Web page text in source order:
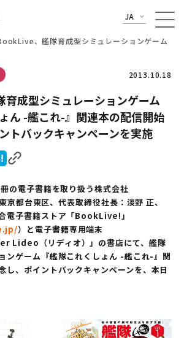
JA
、艦隊育成型シミュレーションゲーム『
2013.10.18
成型シミュレーションゲーム
ん -艦これ-』関連本の配信開始
トバックキャンペーンを実施
の電子書籍を取り扱う株式会社
都台東区、代表取締役社長：淡野 正、
電子書籍ストア「BookLive!」
）と電子書籍専用端末
Lideo（リディオ）」の書店にて、艦隊
ンゲーム『艦隊これくしょん -艦これ-』関
し、ポイントバックキャンペーンを、本日